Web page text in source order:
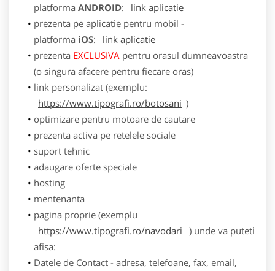
platforma ANDROID:
link aplicatie
prezenta pe aplicatie pentru mobil -
platforma iOS:
link aplicatie
prezenta EXCLUSIVA pentru orasul dumneavoastra
(o singura afacere pentru fiecare oras)
link personalizat (exemplu:
https://www.tipografi.ro/botosani )
optimizare pentru motoare de cautare
prezenta activa pe retelele sociale
suport tehnic
adaugare oferte speciale
hosting
mentenanta
pagina proprie (exemplu
https://www.tipografi.ro/navodari ) unde va puteti
afisa:
Datele de Contact - adresa, telefoane, fax, email,